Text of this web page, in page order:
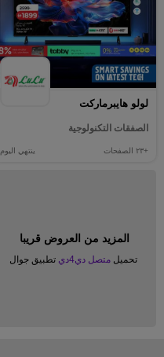
لولو هايبرماركت
الصفقات التكنولوجية
+٢٣ الصفحات ينتهي اليوم
المزيد من العروض قريبا
تحميل متصل دي4دي تطبيق جوال